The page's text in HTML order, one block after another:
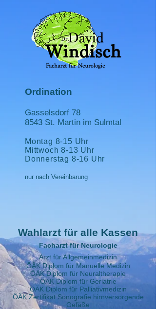
Ordination
Gasselsdorf 78
8543 St. Martin im Sulmtal
Montag 8-15 Uhr
Mittwoch 8-13 Uhr
Donnerstag 8-16 Uhr
nur nach Vereinbarung
Wahlarzt für alle Kassen
Facharzt für Neurologie
Arzt für Allgemeinmedizin
ÖÄK Diplom für Manuelle Medizin
ÖÄK Diplom für Neuraltherapie
ÖÄK Diplom für Geriatrie
ÖÄK Diplom für Palliativmedizin
ÖÄK Zertifikat Sonografie hirnversorgende
Gefäße